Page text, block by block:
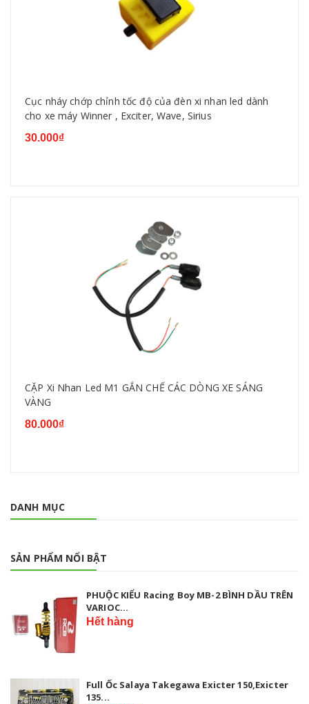
Cục nháy chớp chỉnh tốc độ của đèn xi nhan led dành
cho xe máy Winner , Exciter, Wave, Sirius
30.000₫
CẶP Xi Nhan Led M1 GẮN CHẾ CÁC DÒNG XE SÁNG
VÀNG
80.000₫
DANH MỤC
SẢN PHẨM NỔI BẬT
PHUỘC KIỂU Racing Boy MB-2 BÌNH DẦU TRÊN
VARIOC...
Hết hàng
Full Ốc Salaya Takegawa Exicter 150,Exicter
135...